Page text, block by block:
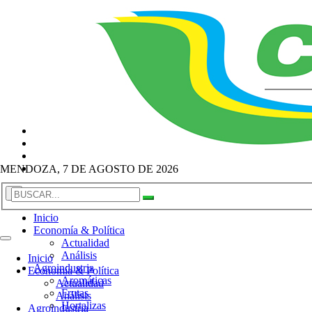
MENDOZA, 7 DE AGOSTO DE 2026
Inicio
Economía & Política
Actualidad
Análisis
Agroindustria
×
Inicio
Economía & Política
Actualidad
Análisis
Agroindustria
Aromáticas
Frutas
Hortalizas